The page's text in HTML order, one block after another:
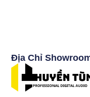
Địa Chỉ